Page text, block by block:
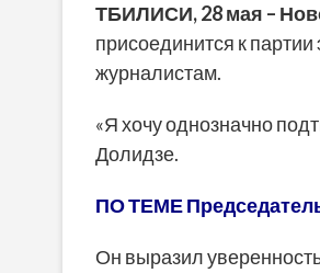
ТБИЛИСИ, 28 мая –
присоединится к
журналистам.
«Я хочу однозначно
Долидзе.
ПО ТЕМЕ
Он выразил